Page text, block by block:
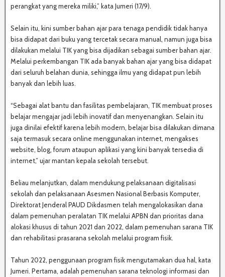
perangkat yang mereka miliki,” kata Jumeri (17/9).
Selain itu, kini sumber bahan ajar para tenaga pendidik tidak hanya
bisa didapat dari buku yang tercetak secara manual, namun juga bisa
dilakukan melalui TIK yang bisa dijadikan sebagai sumber bahan ajar.
Melalui perkembangan TIK ada banyak bahan ajar yang bisa didapat
dari seluruh belahan dunia, sehingga ilmu yang didapat pun lebih
banyak dan lebih luas.
“Sebagai alat bantu dan fasilitas pembelajaran, TIK membuat proses
belajar mengajar jadi lebih inovatif dan menyenangkan. Selain itu
juga dinilai efektif karena lebih modern, belajar bisa dilakukan dimana
saja termasuk secara online menggunakan internet, mengakses
website, blog, forum ataupun aplikasi yang kini banyak tersedia di
internet,” ujar mantan kepala sekolah tersebut.
Beliau melanjutkan, dalam mendukung pelaksanaan digitalisasi
sekolah dan pelaksanaan Asesmen Nasional Berbasis Komputer,
Direktorat Jenderal PAUD Dikdasmen telah mengalokasikan dana
dalam pemenuhan peralatan TIK melalui APBN dan prioritas dana
alokasi khusus di tahun 2021 dan 2022, dalam pemenuhan sarana TIK
dan rehabilitasi prasarana sekolah melalui program fisik.
Tahun 2022, penggunaan program fisik mengutamakan dua hal, kata
Jumeri. Pertama, adalah pemenuhan sarana teknologi informasi dan